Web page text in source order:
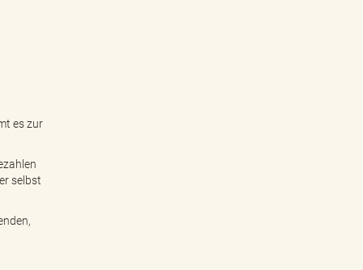
es zur
selbst